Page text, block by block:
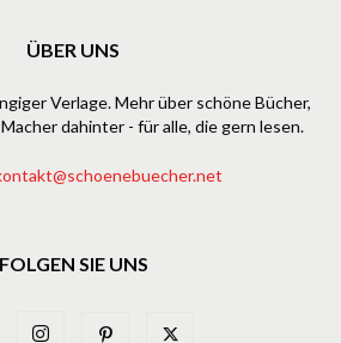
ÜBER UNS
Verlage. Mehr über schöne Bücher,
dahinter - für alle, die gern lesen.
FOLGEN SIE UNS